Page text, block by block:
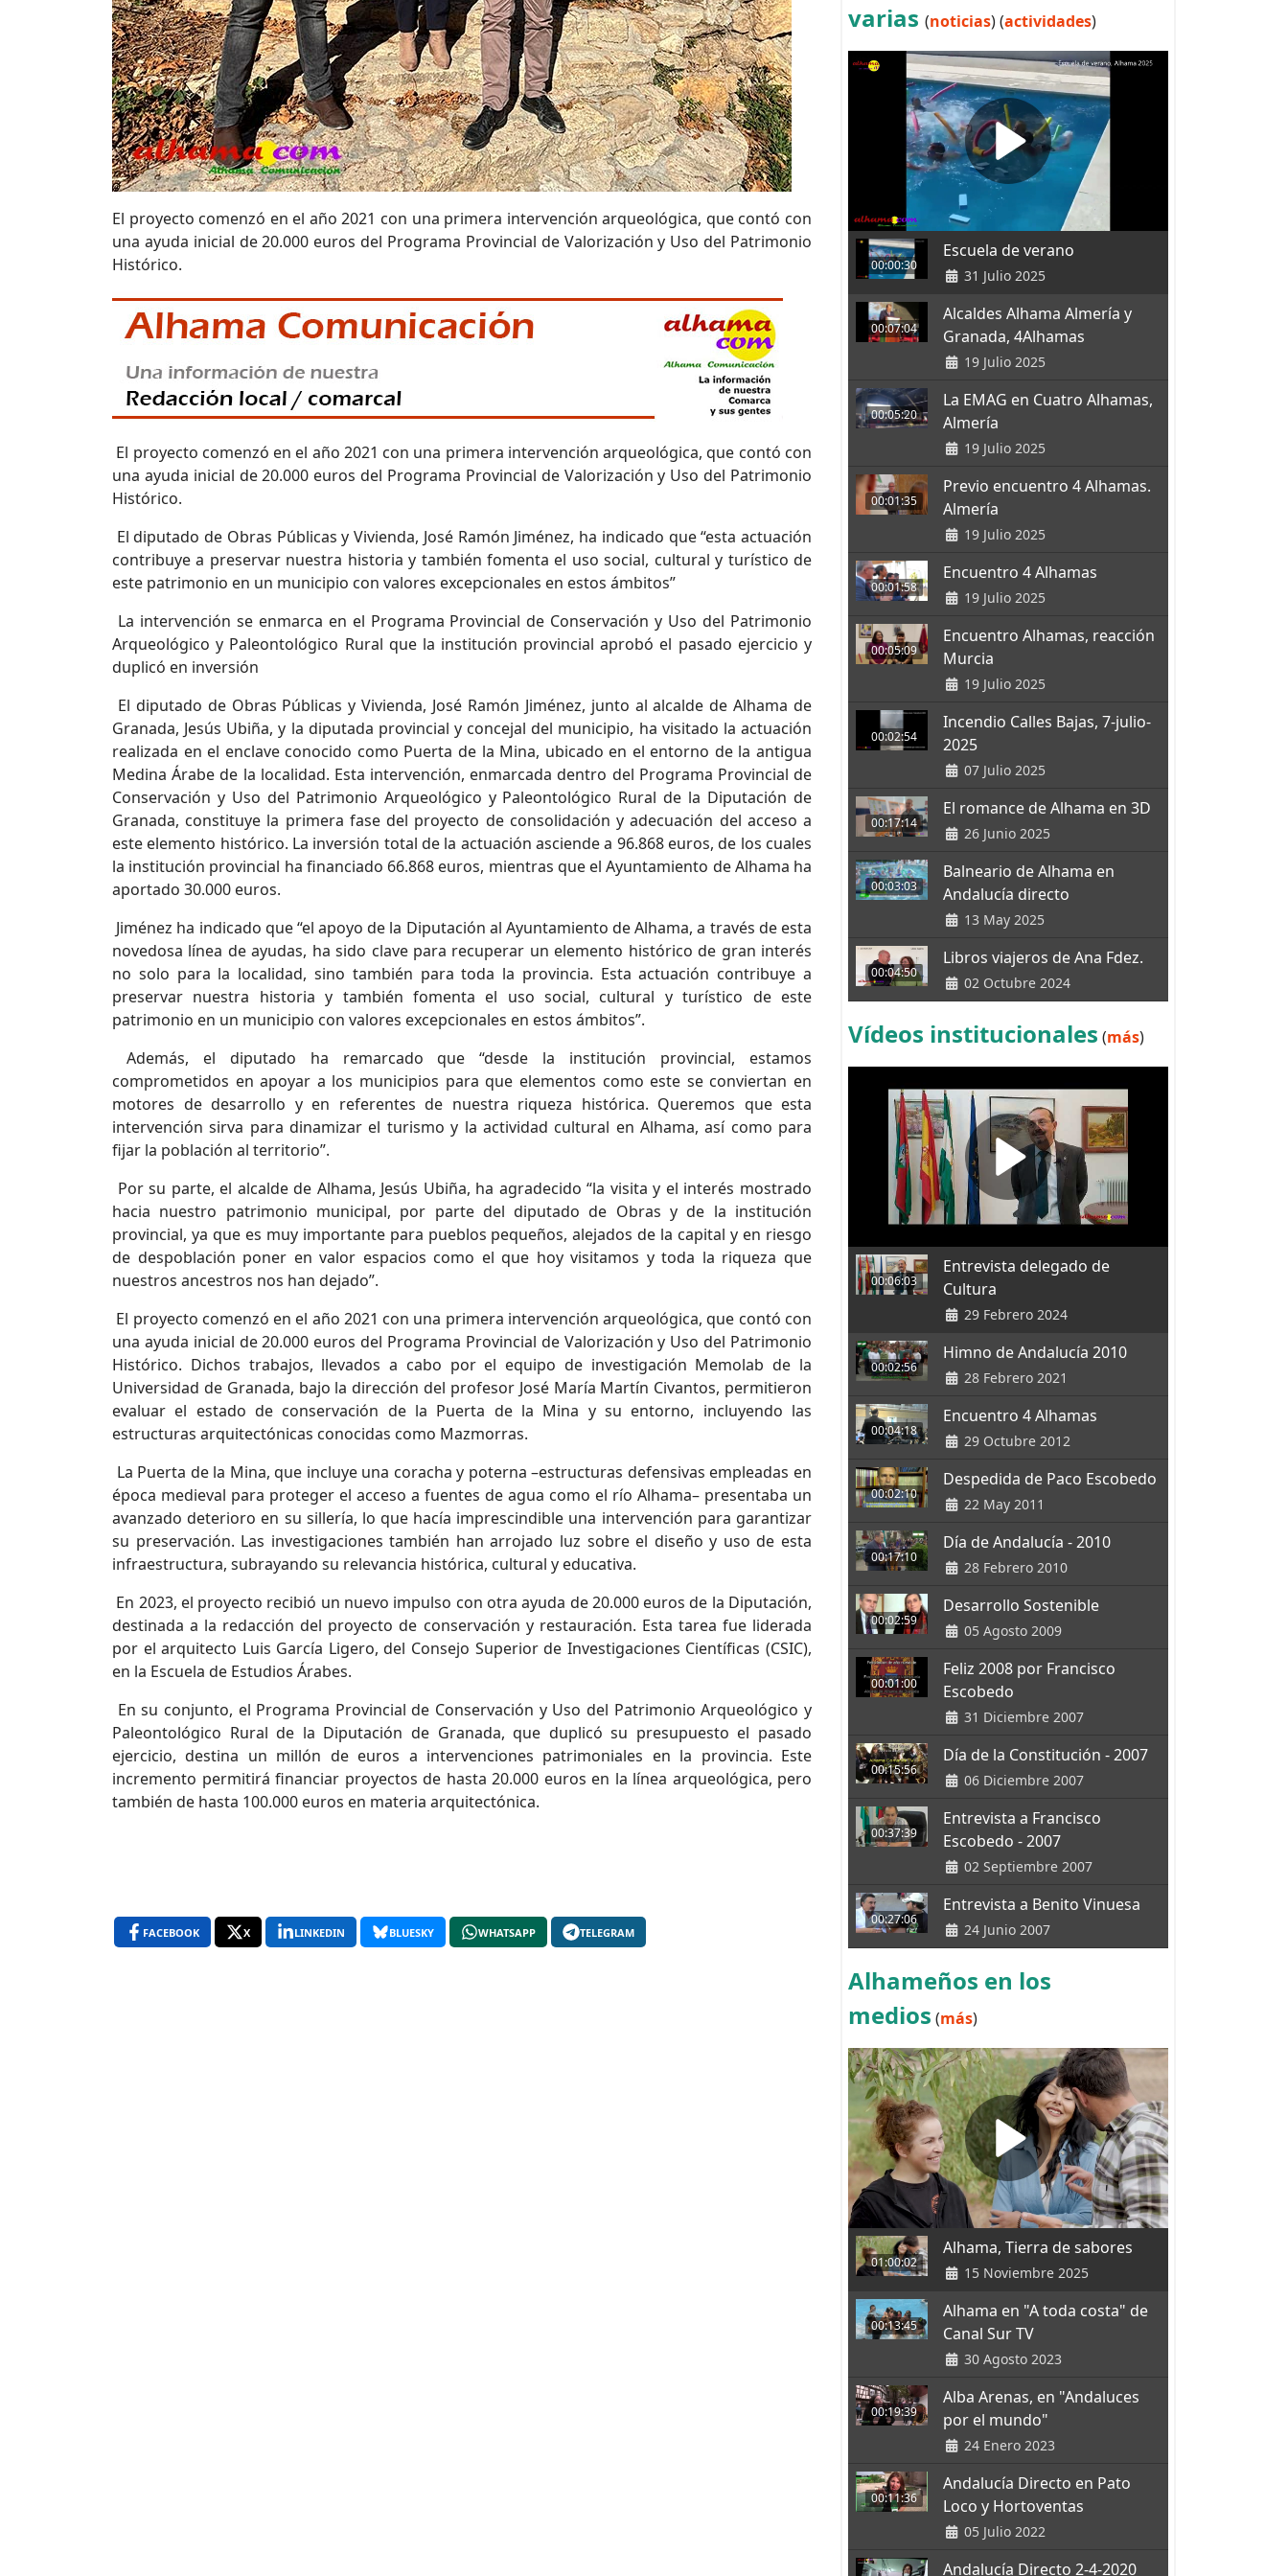
El proyecto comenzó en el año 2021 con una primera intervención arqueológica, que contó con
una ayuda inicial de 20.000 euros del Programa Provincial de Valorización y Uso del Patrimonio
Histórico.
El proyecto comenzó en el año 2021 con una primera intervención arqueológica, que contó con
una ayuda inicial de 20.000 euros del Programa Provincial de Valorización y Uso del Patrimonio
Histórico.
El diputado de Obras Públicas y Vivienda, José Ramón Jiménez, ha indicado que “esta actuación
contribuye a preservar nuestra historia y también fomenta el uso social, cultural y turístico de
este patrimonio en un municipio con valores excepcionales en estos ámbitos”
La intervención se enmarca en el Programa Provincial de Conservación y Uso del Patrimonio
Arqueológico y Paleontológico Rural que la institución provincial aprobó el pasado ejercicio y
duplicó en inversión
El diputado de Obras Públicas y Vivienda, José Ramón Jiménez, junto al alcalde de Alhama de
Granada, Jesús Ubiña, y la diputada provincial y concejal del municipio, ha visitado la actuación
realizada en el enclave conocido como Puerta de la Mina, ubicado en el entorno de la antigua
Medina Árabe de la localidad. Esta intervención, enmarcada dentro del Programa Provincial de
Conservación y Uso del Patrimonio Arqueológico y Paleontológico Rural de la Diputación de
Granada, constituye la primera fase del proyecto de consolidación y adecuación del acceso a
este elemento histórico. La inversión total de la actuación asciende a 96.868 euros, de los cuales
la institución provincial ha financiado 66.868 euros, mientras que el Ayuntamiento de Alhama ha
aportado 30.000 euros.
Jiménez ha indicado que “el apoyo de la Diputación al Ayuntamiento de Alhama, a través de esta
novedosa línea de ayudas, ha sido clave para recuperar un elemento histórico de gran interés
no solo para la localidad, sino también para toda la provincia. Esta actuación contribuye a
preservar nuestra historia y también fomenta el uso social, cultural y turístico de este
patrimonio en un municipio con valores excepcionales en estos ámbitos”.
Además, el diputado ha remarcado que “desde la institución provincial, estamos
comprometidos en apoyar a los municipios para que elementos como este se conviertan en
motores de desarrollo y en referentes de nuestra riqueza histórica. Queremos que esta
intervención sirva para dinamizar el turismo y la actividad cultural en Alhama, así como para
fijar la población al territorio”.
Por su parte, el alcalde de Alhama, Jesús Ubiña, ha agradecido “la visita y el interés mostrado
hacia nuestro patrimonio municipal, por parte del diputado de Obras y de la institución
provincial, ya que es muy importante para pueblos pequeños, alejados de la capital y en riesgo
de despoblación poner en valor espacios como el que hoy visitamos y toda la riqueza que
nuestros ancestros nos han dejado”.
El proyecto comenzó en el año 2021 con una primera intervención arqueológica, que contó con
una ayuda inicial de 20.000 euros del Programa Provincial de Valorización y Uso del Patrimonio
Histórico. Dichos trabajos, llevados a cabo por el equipo de investigación Memolab de la
Universidad de Granada, bajo la dirección del profesor José María Martín Civantos, permitieron
evaluar el estado de conservación de la Puerta de la Mina y su entorno, incluyendo las
estructuras arquitectónicas conocidas como Mazmorras.
La Puerta de la Mina, que incluye una coracha y poterna –estructuras defensivas empleadas en
época medieval para proteger el acceso a fuentes de agua como el río Alhama– presentaba un
avanzado deterioro en su sillería, lo que hacía imprescindible una intervención para garantizar
su preservación. Las investigaciones también han arrojado luz sobre el diseño y uso de esta
infraestructura, subrayando su relevancia histórica, cultural y educativa.
En 2023, el proyecto recibió un nuevo impulso con otra ayuda de 20.000 euros de la Diputación,
destinada a la redacción del proyecto de conservación y restauración. Esta tarea fue liderada
por el arquitecto Luis García Ligero, del Consejo Superior de Investigaciones Científicas (CSIC),
en la Escuela de Estudios Árabes.
En su conjunto, el Programa Provincial de Conservación y Uso del Patrimonio Arqueológico y
Paleontológico Rural de la Diputación de Granada, que duplicó su presupuesto el pasado
ejercicio, destina un millón de euros a intervenciones patrimoniales en la provincia. Este
incremento permitirá financiar proyectos de hasta 20.000 euros en la línea arqueológica, pero
también de hasta 100.000 euros en materia arquitectónica.
FACEBOOK X LINKEDIN BLUESKY WHATSAPP TELEGRAM
varias (noticias) (actividades)
00:00:30
Escuela de verano
31 Julio 2025
00:07:04
Alcaldes Alhama Almería y
Granada, 4Alhamas
19 Julio 2025
00:05:20
La EMAG en Cuatro Alhamas,
Almería
19 Julio 2025
00:01:35
Previo encuentro 4 Alhamas.
Almería
19 Julio 2025
00:01:58
Encuentro 4 Alhamas
19 Julio 2025
00:05:09
Encuentro Alhamas, reacción
Murcia
19 Julio 2025
00:02:54
Incendio Calles Bajas, 7-julio-
2025
07 Julio 2025
00:17:14
El romance de Alhama en 3D
26 Junio 2025
00:03:03
Balneario de Alhama en
Andalucía directo
13 May 2025
00:04:50
Libros viajeros de Ana Fdez.
02 Octubre 2024
Vídeos institucionales (más)
00:06:03
Entrevista delegado de
Cultura
29 Febrero 2024
00:02:56
Himno de Andalucía 2010
28 Febrero 2021
00:04:18
Encuentro 4 Alhamas
29 Octubre 2012
00:02:10
Despedida de Paco Escobedo
22 May 2011
00:17:10
Día de Andalucía - 2010
28 Febrero 2010
00:02:59
Desarrollo Sostenible
05 Agosto 2009
00:01:00
Feliz 2008 por Francisco
Escobedo
31 Diciembre 2007
00:15:56
Día de la Constitución - 2007
06 Diciembre 2007
00:37:39
Entrevista a Francisco
Escobedo - 2007
02 Septiembre 2007
00:27:06
Entrevista a Benito Vinuesa
24 Junio 2007
Alhameños en los
medios (más)
01:00:02
Alhama, Tierra de sabores
15 Noviembre 2025
00:13:45
Alhama en "A toda costa" de
Canal Sur TV
30 Agosto 2023
00:19:39
Alba Arenas, en "Andaluces
por el mundo"
24 Enero 2023
00:11:36
Andalucía Directo en Pato
Loco y Hortoventas
05 Julio 2022
Andalucía Directo 2-4-2020